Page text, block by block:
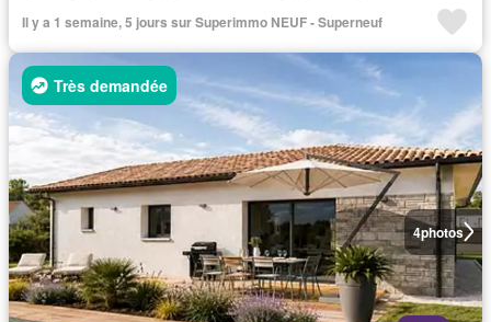
Il y a 1 semaine, 5 jours sur Superimmo NEUF - Superneuf
4photos
Très demandée